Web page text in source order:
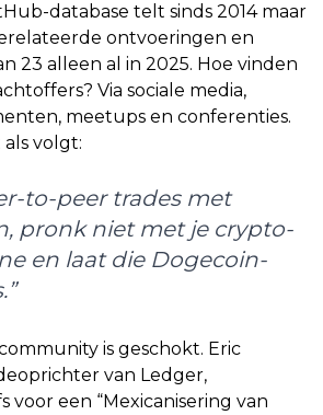
database telt sinds 2014 maar
ontvoeringen en
23 alleen al in 2025. Hoe vinden
Via sociale media,
meetups en conferenties.
als volgt:
to-peer trades met
pronk niet met je crypto-
en laat die Dogecoin-
is geschokt. Eric
van Ledger,
voor een “Mexicanisering van